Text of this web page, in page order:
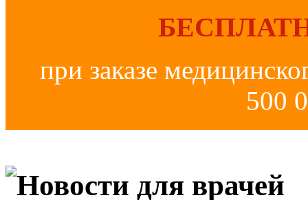
при заказе
500
Новости для врачей